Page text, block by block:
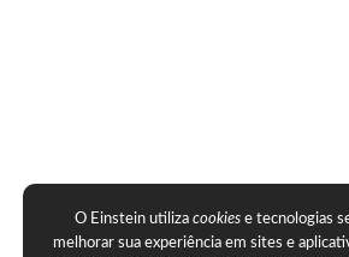
O Einstein utilizacookies e tecnologias
melhorar sua experiência em sites e